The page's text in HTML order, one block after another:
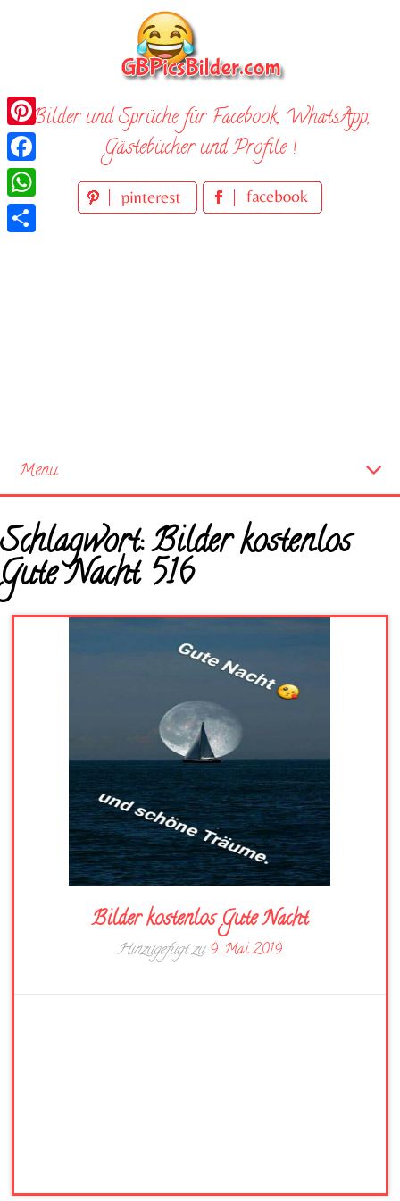
Bilder und Sprüche für Facebook, WhatsApp,
Gästebücher und Profile !
Menu
Startseite
Neue Bilder
Schlagwort:Bilder kostenlos
Gute Nacht 516
Bilder kostenlos Gute Nacht
Hinzugefügt zu9. Mai 2019
Pinterest
Facebook
WhatsApp